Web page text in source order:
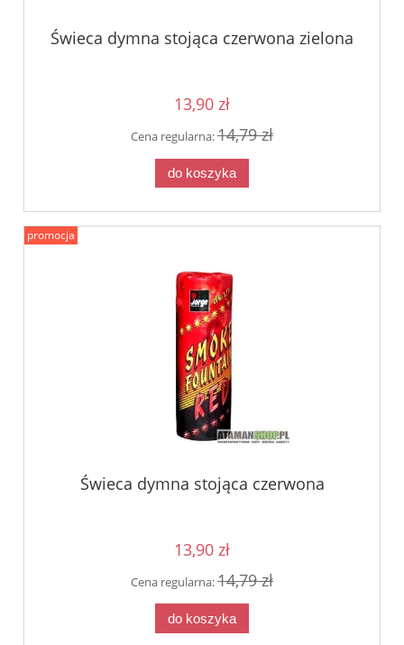
Świeca dymna stojąca czerwona zielona
13,90 zł
Cena regularna:14,79 zł
do koszyka
Świeca dymna stojąca czerwona
13,90 zł
Cena regularna:14,79 zł
do koszyka
promocja